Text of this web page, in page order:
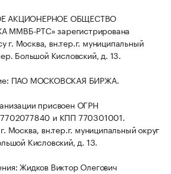
АКЦИОНЕРНОЕ ОБЩЕСТВО
РТС» зарегистрирована
г. Москва, вн.тер.г. муниципальный
Большой Кисловский, д. 13.
ПАО МОСКОВСКАЯ БИРЖА.
присвоен ОГРН
и КПП 770301001.
Москва, вн.тер.г. муниципальный округ
Кисловский, д. 13.
Жидков Виктор Олегович